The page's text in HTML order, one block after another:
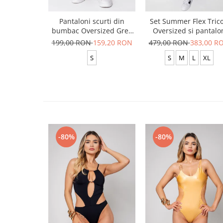
Pantaloni scurti din
bumbac Oversized Grey
Anthracite
199,00 RON159,20 RON
S
Set Summer Flex
Oversized si
scurt Baggy Black
479,00 RON383,00
S M L XL
-80% -80%